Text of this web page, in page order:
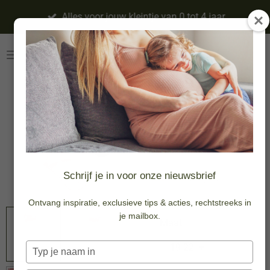
Schrijf je in voor onze nieuwsbrief
Ontvang inspiratie, exclusieve tips & acties, rechtstreeks in
je mailbox.
Typ
je
direct
de
hoofdinhoud
Alles voor jouw kleintje van 0 tot 4 jaar
Knie Kousen -
Rose
-20%
€ 7,96€ 9,95